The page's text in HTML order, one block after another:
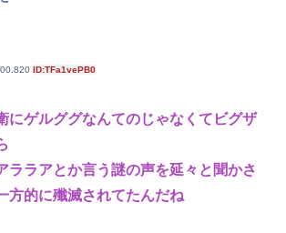
ID:TFa1vePB0
にゲルググなんてのじゃなくてビグザ
ララアとか言う謎の声を延々と聞かさ
方的に殲滅されてたんだね